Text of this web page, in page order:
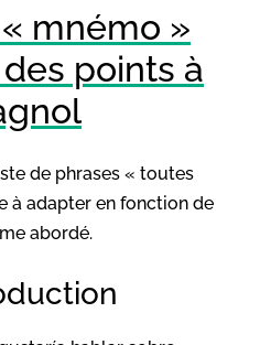
mnémo »
points à
de phrases « toutes
à adapter en fonction de
abordé.